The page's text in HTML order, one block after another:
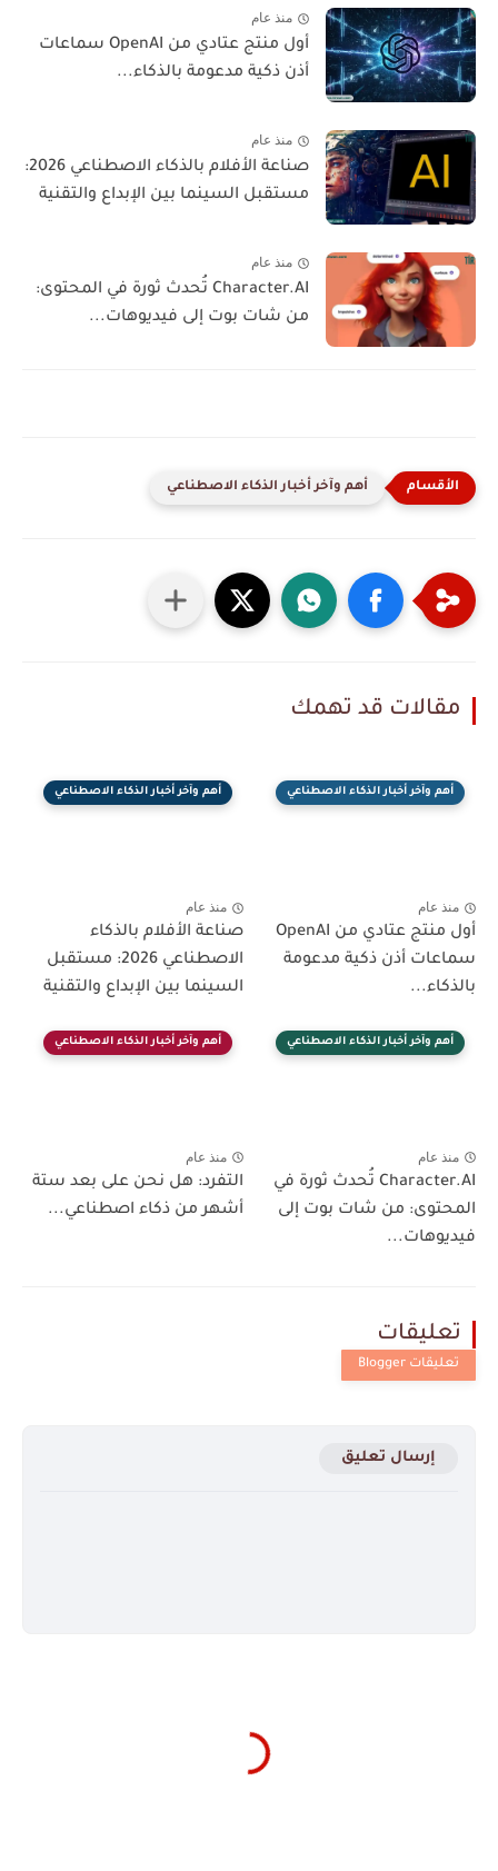
منذ عام
أول منتج عتادي من OpenAI سماعات
أذن ذكية مدعومة بالذكاء...
منذ عام
صناعة الأفلام بالذكاء الاصطناعي 2026:
مستقبل السينما بين الإبداع والتقنية
منذ عام
Character.AI تُحدث ثورة في المحتوى:
من شات بوت إلى فيديوهات...
أهم وآخر أخبار الذكاء الاصطناعي
مقالات قد تهمك
أهم وآخر أخبار الذكاء الاصطناعي
منذ عام
أول منتج عتادي من OpenAI
سماعات أذن ذكية مدعومة
بالذكاء...
أهم وآخر أخبار الذكاء الاصطناعي
منذ عام
صناعة الأفلام بالذكاء
الاصطناعي 2026: مستقبل
السينما بين الإبداع والتقنية
أهم وآخر أخبار الذكاء الاصطناعي
منذ عام
Character.AI تُحدث ثورة في
المحتوى: من شات بوت إلى
فيديوهات...
أهم وآخر أخبار الذكاء الاصطناعي
منذ عام
التفرد: هل نحن على بعد ستة
أشهر من ذكاء اصطناعي...
تعليقات
إرسال تعليق